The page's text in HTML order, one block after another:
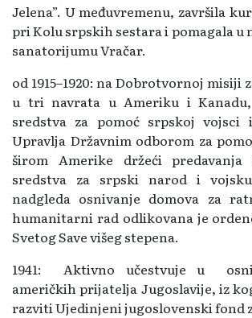
Jelena”. U međuvremenu, završila
pri Kolu srpskih sestara i pomagala u
sanatorijumu Vračar.
od 1915–1920: na Dobrotvornoj misiji
u tri navrata u Ameriku i
sredstva za pomoć srpskoj vojsci
Upravlja Državnim odborom za
širom Amerike držeći
sredstva za srpski narod i
nadgleda osnivanje domova za
humanitarni rad odlikovana je
Svetog Save višeg stepena.
1941: Aktivno učestvuje u
američkih prijatelja Jugoslavije, iz
razviti Ujedinjeni jugoslovenski fond